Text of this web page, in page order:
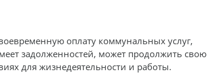
оплату коммунальных услуг,
задолженностей, может продолжить свою
для жизнедеятельности и работы.